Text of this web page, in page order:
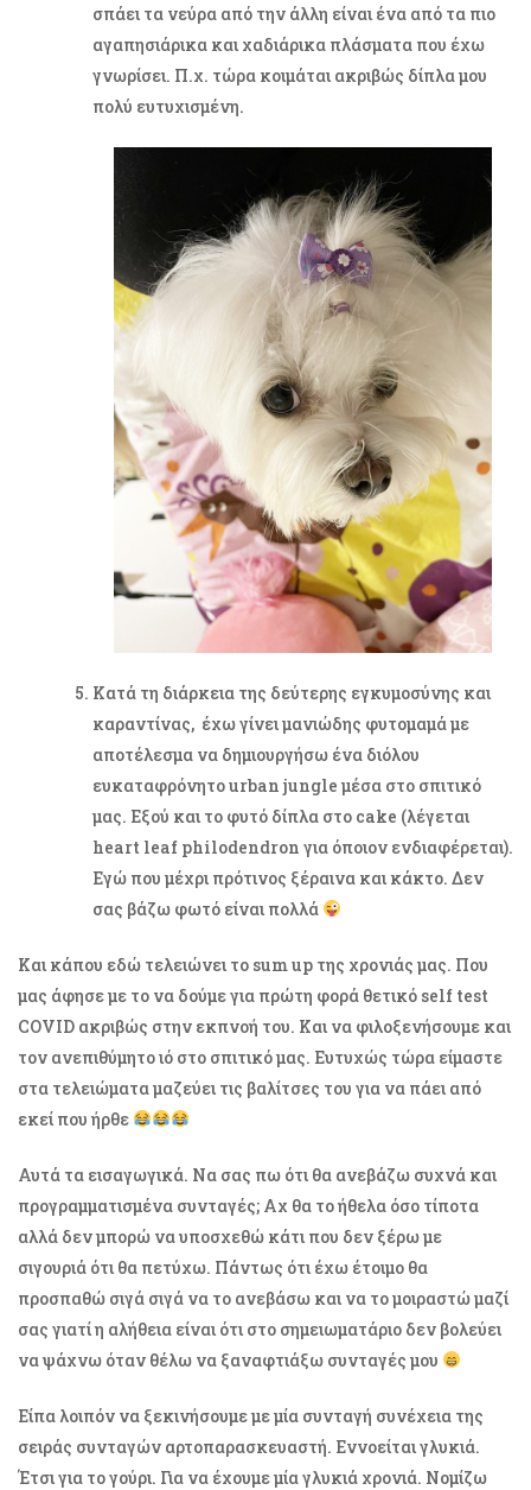
σπάει τα νεύρα από την άλλη είναι ένα από τα πιο
αγαπησιάρικα και χαδιάρικα πλάσματα που έχω
γνωρίσει. Π.χ. τώρα κοιμάται ακριβώς δίπλα μου
πολύ ευτυχισμένη.
Κατά τη διάρκεια της δεύτερης εγκυμοσύνης και
καραντίνας, έχω γίνει μανιώδης φυτομαμά με
αποτέλεσμα να δημιουργήσω ένα διόλου
ευκαταφρόνητο urban jungle μέσα στο σπιτικό
μας. Εξού και το φυτό δίπλα στο cake (λέγεται
heart leaf philodendron για όποιον ενδιαφέρεται).
Εγώ που μέχρι πρότινος ξέραινα και κάκτο. Δεν
σας βάζω φωτό είναι πολλά
Και κάπου εδώ τελειώνει το sum up της χρονιάς μας. Που
μας άφησε με το να δούμε για πρώτη φορά θετικό self test
COVID ακριβώς στην εκπνοή του. Και να φιλοξενήσουμε και
τον ανεπιθύμητο ιό στο σπιτικό μας. Ευτυχώς τώρα είμαστε
στα τελειώματα μαζεύει τις βαλίτσες του για να πάει από
εκεί που ήρθε
Αυτά τα εισαγωγικά. Να σας πω ότι θα ανεβάζω συχνά και
προγραμματισμένα συνταγές; Αχ θα το ήθελα όσο τίποτα
αλλά δεν μπορώ να υποσχεθώ κάτι που δεν ξέρω με
σιγουριά ότι θα πετύχω. Πάντως ότι έχω έτοιμο θα
προσπαθώ σιγά σιγά να το ανεβάσω και να το μοιραστώ μαζί
σας γιατί η αλήθεια είναι ότι στο σημειωματάριο δεν βολεύει
να ψάχνω όταν θέλω να ξαναφτιάξω συνταγές μου
Είπα λοιπόν να ξεκινήσουμε με μία συνταγή συνέχεια της
σειράς συνταγών αρτοπαρασκευαστή. Εννοείται γλυκιά.
Έτσι για το γούρι. Για να έχουμε μία γλυκιά χρονιά. Νομίζω